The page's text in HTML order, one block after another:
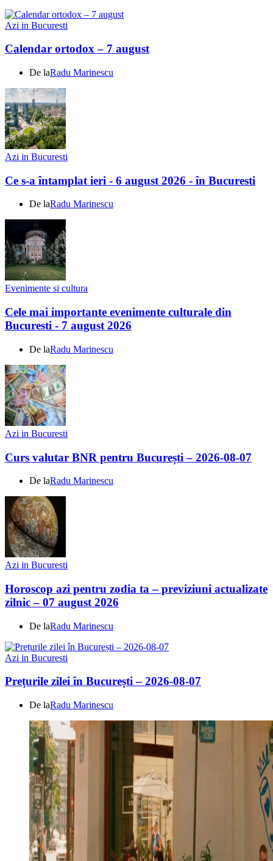
Azi in Bucuresti
Calendar ortodox – 7 august
De laRadu Marinescu
Azi in Bucuresti
Ce s-a întamplat ieri - 6 august 2026 - în Bucuresti
De laRadu Marinescu
Evenimente si cultura
Cele mai importante evenimente culturale din
Bucuresti - 7 august 2026
De laRadu Marinescu
Azi in Bucuresti
Curs valutar BNR pentru București – 2026-08-07
De laRadu Marinescu
Azi in Bucuresti
Horoscop azi pentru zodia ta – previziuni actualizate
zilnic – 07 august 2026
De laRadu Marinescu
Azi in Bucuresti
Prețurile zilei în București – 2026-08-07
De laRadu Marinescu